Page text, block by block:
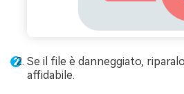
Se il file è danneggiato,
affidabile.